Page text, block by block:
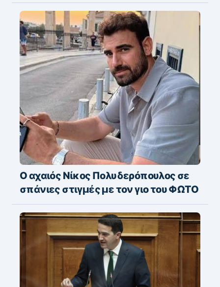
Ο αχαιός Νίκος Πολυδερόπουλος σε
σπάνιες στιγμές με τον γιο του ΦΩΤΟ